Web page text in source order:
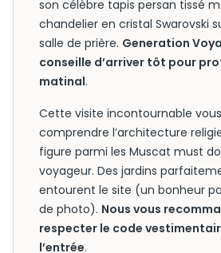
son célèbre tapis persan tissé
chandelier en cristal Swarovski
salle de prière. Generation
conseille d’arriver tôt pour
matinal.
Cette visite incontournable
comprendre l’architecture
figure parmi les Muscat must
voyageur. Des jardins
entourent le site (un bonheur
de photo). Nous vous
respecter le code
l’entrée.